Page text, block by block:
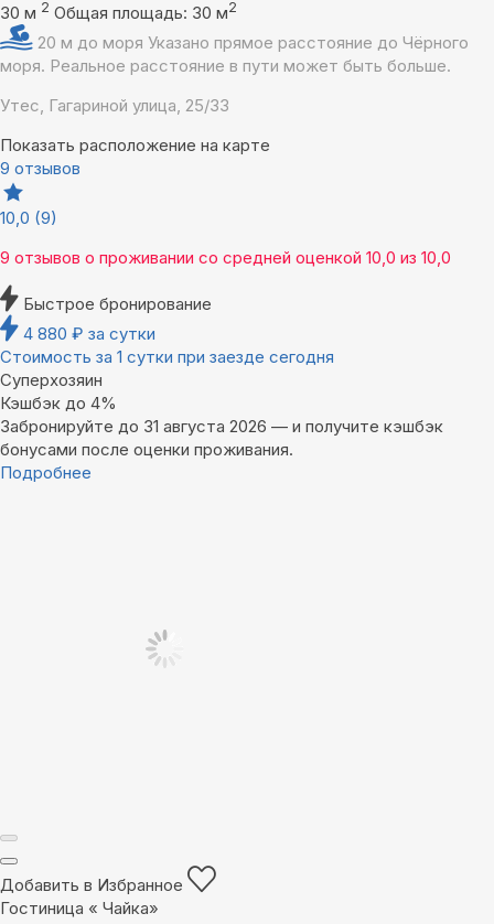
30 м 2 Общая площадь: 30 м2
20 м до моря Указано прямое расстояние до Чёрного
моря. Реальное расстояние в пути может быть больше.
Утес, Гагариной улица, 25/33
Показать расположение на карте
9 отзывов
10,0 (9)
9 отзывов о проживании со средней оценкой 10,0 из 10,0
Быстрое бронирование
4 880 ₽ за сутки
Стоимость за 1 сутки при заезде сегодня
Суперхозяин
Кэшбэк до 4%
Забронируйте до 31 августа 2026 — и получите кэшбэк
бонусами после оценки проживания.
Подробнее
Добавить в Избранное
Гостиница « Чайка»